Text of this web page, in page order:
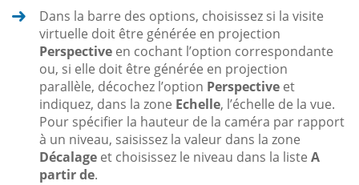
Dans la barre des options, choisissez si la visite
virtuelle doit être générée en projection
Perspective en cochant l’option correspondante
ou, si elle doit être générée en projection
parallèle, décochez l’option Perspective et
indiquez, dans la zone Echelle, l’échelle de la vue.
Pour spécifier la hauteur de la caméra par rapport
à un niveau, saisissez la valeur dans la zone
Décalage et choisissez le niveau dans la liste A
partir de.